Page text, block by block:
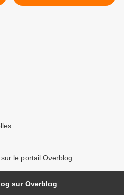
gagner..... >
le portail Overblog
sur Overblog